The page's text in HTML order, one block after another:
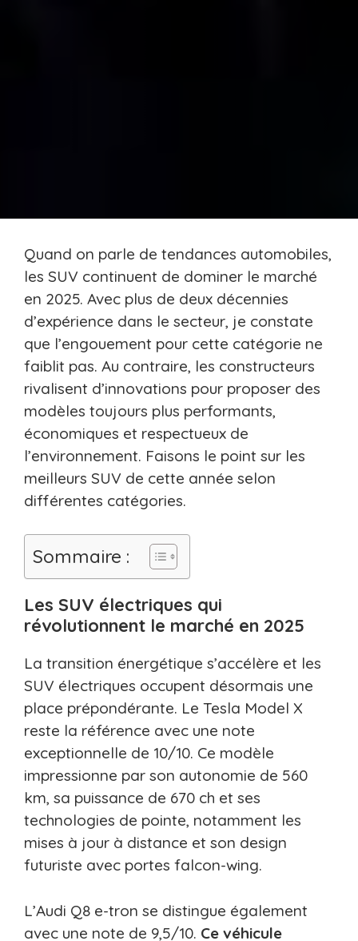
Quand on parle de tendances automobiles,
les SUV continuent de dominer le marché
en 2025. Avec plus de deux décennies
d’expérience dans le secteur, je constate
que l’engouement pour cette catégorie ne
faiblit pas. Au contraire, les constructeurs
rivalisent d’innovations pour proposer des
modèles toujours plus performants,
économiques et respectueux de
l’environnement. Faisons le point sur les
meilleurs SUV de cette année selon
différentes catégories.
Sommaire :
Les SUV électriques qui
révolutionnent le marché en 2025
La transition énergétique s’accélère et les
SUV électriques occupent désormais une
place prépondérante. Le Tesla Model X
reste la référence avec une note
exceptionnelle de 10/10. Ce modèle
impressionne par son autonomie de 560
km, sa puissance de 670 ch et ses
technologies de pointe, notamment les
mises à jour à distance et son design
futuriste avec portes falcon-wing.
L’Audi Q8 e-tron se distingue également
avec une note de 9,5/10. Ce véhicule